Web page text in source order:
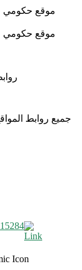
موقع حكومي
موقع حكومي
جميع روابط